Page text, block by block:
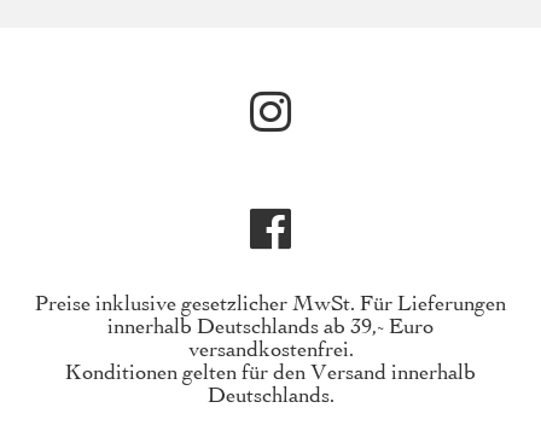
Preise inklusive gesetzlicher MwSt. Für Lieferungen
innerhalb Deutschlands ab 39,- Euro
versandkostenfrei.
Konditionen gelten für den Versand innerhalb
Deutschlands.